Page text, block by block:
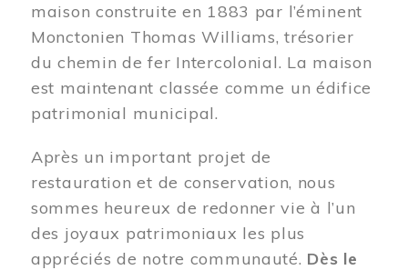
maison construite en 1883 par l’éminent
Monctonien Thomas Williams, trésorier
du chemin de fer Intercolonial. La maison
est maintenant classée comme un édifice
patrimonial municipal.
Après un important projet de
restauration et de conservation, nous
sommes heureux de redonner vie à l’un
des joyaux patrimoniaux les plus
appréciés de notre communauté. Dès le